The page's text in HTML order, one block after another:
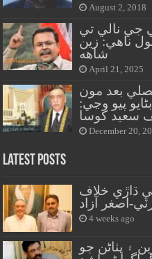
August 2, 2018
جي نالي تي
ناهي: زين
شاهه
April 21, 2025
بعد مون
پيو وڃي:
کوسا
December 20,
Latest Posts
ڌاڙي خلاف
اصغر آزاد
4 weeks ago
۽ پٺاڻن جو